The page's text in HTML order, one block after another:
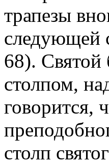
трапезы
следующей
68). Святой
столпом,
говорится,
столп